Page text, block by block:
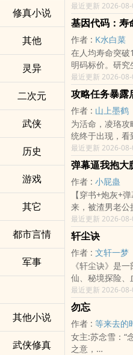
修真小说
其他
灵异
二次元
武侠
历史
游戏
其它
都市言情
军事
其他小说
武侠修真
男主为了满足你
替的心机恶女
外，你知道了男
的救命恩人。
可男主的试探
一条退路。利
叔、商业对手
【末日的菟丝
充……】
二女儿韩折月：
子韩采星：娘，
“白素贞”，真的
“药王谷”三个
点耳熟？家里那
了。
——这是一个
“假仙师真慈母
子的故事。日
慢热，但上头。
一朝重生，她
世，她不做软
妆，夺尽偏心家
李家门庭尽毁
世人骂她疯癫泼
前世那个英年
全家属院炸了
手狠，谁惹她
人人都怕她，唯
子里。人前他
人又缱绻，低哑
“因因，往后我
+打脸爽文+甜宠
最近更新 2026-
基因代码：寿
作者 : K水白菜
在人均寿命突
明码标价。研
判定
“治疗成本高于
闯入被资本掌控
江辰与因系统
兵、天才黑客
验室，开发开源
然而，他们发现
“基因锁”的禁忌
“可优化”与
“可淘汰”两类。
的系统，江辰
识，联结全球受
他们逐渐发现
回定义生命价
凿出一道属于普
最近更新 2026-
攻略任务暴露
作者 : 山上墨鹤
为活命，凌珞
统终于出现，
声：【你他爸攻
他是反派！】
凌珞这才发现自
二话不说，她转
来。为了顺利攻
马这个反派，却
竹马反派抬起她
得你说过，咱
而废，别厌恶我
掉，分又分不干
“哄”人了。也不
务……反派周身
最近更新 2026-
弹幕逼我抱大
作者 : 小屁蛊
【穿书+炮灰+
来，被渣男老公
苏晚星懵了！
和白月光联手搞
更要命的是——
夫怒骂：“睡完
眼前弹幕疯狂刷
姐妹快闭嘴！搞
——那个权势滔
批大佬顾临渊！
最近更新 2026-
轩尘诀
作者 : 文轩一梦
《轩尘诀》是
仙、秘境探险
幻巨制。
小说围绕少年
下，自幼失落身
遗留的《大帝真
最近更新 2026-
勿忘
作者 : 等来去的
女主:苏念雪：“
之意，